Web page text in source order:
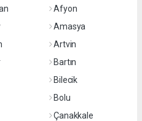
Afyon
Amasya
Artvin
Bartın
Bilecik
Bolu
Çanakkale